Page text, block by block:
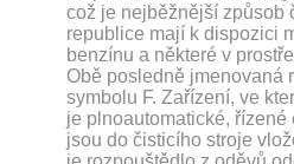
což je nejběžnější způsob
republice mají k dispozici
benzínu a některé v
Obě posledně jmenovaná
symbolu F. Zařízení, ve
je plnoautomatické,
jsou do čisticího stroje